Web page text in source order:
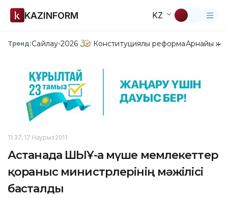
KAZINFORM KZ
Тренд:Сайлау-2026 Конституциялық реформаАрнайы
11:37, 17 Наурыз 2011
Астанада ШЫҰ-ға мүше мемлекеттер
қорғаныс министрлерінің мәжілісі
басталды